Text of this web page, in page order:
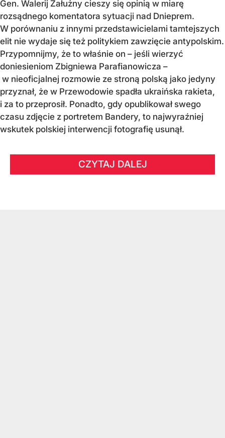
Gen. Walerij Załużny cieszy się opinią w miarę
rozsądnego komentatora sytuacji nad Dnieprem.
W porównaniu z innymi przedstawicielami tamtejszych
elit nie wydaje się też politykiem zawzięcie antypolskim.
Przypomnijmy, że to właśnie on – jeśli wierzyć
doniesieniom Zbigniewa Parafianowicza –
w nieoficjalnej rozmowie ze stroną polską jako jedyny
przyznał, że w Przewodowie spadła ukraińska rakieta,
i za to przeprosił. Ponadto, gdy opublikował swego
czasu zdjęcie z portretem Bandery, to najwyraźniej
wskutek polskiej interwencji fotografię usunął.
CZYTAJ DALEJ